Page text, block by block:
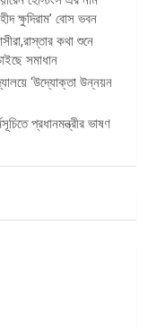
ক্ষুদিরাম’ বোস ভবন
কথা শুনে
সমাধান
‘উদ্যোক্তা উন্নয়ন
প্রধানমন্ত্রীর ভাষণ